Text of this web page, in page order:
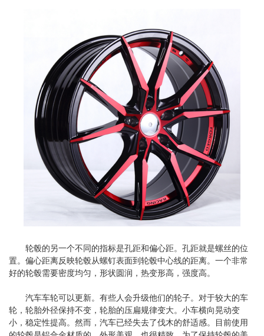
轮毂的另一个不同的指标是孔距和偏心距。孔距就是螺丝的位
置。偏心距离反映轮毂从螺钉表面到轮毂中心线的距离。一个非常
好的轮毂需要密度均匀，形状圆润，热变形高，强度高。
汽车车轮可以更新。有些人会升级他们的轮子。对于较大的车
轮，轮胎外径保持不变，轮胎的压扁规律变大。小车横向晃动变
小，稳定性提高。然而，汽车已经失去了伐木的舒适感。目前使用